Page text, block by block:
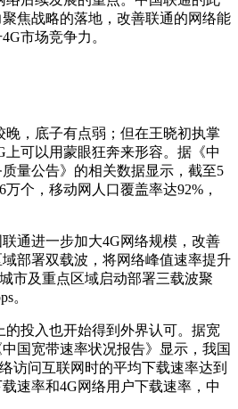
焦战略的落地，改善联通的网络能
市场竞争力。
晚，底子有点弱；但在王晓初执掌
上可以用蒙眼狂奔来形容。据《中
量公告》的相关数据显示，截至5
个，移动网人口覆盖率达92%，
通进一步加大4G网络规模，改善
部署双载波，将网络峰值速率提升
市及重点区域启动部署三载波聚
。
的投入也开始得到外界认可。据宽
国宽带速率状况报告》显示，我国
访问互联网时的平均下载速率达到
速率和4G网络用户下载速率，中